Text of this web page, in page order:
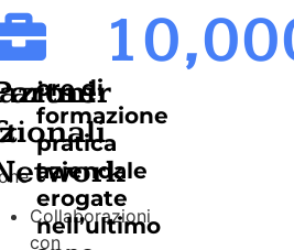
Collaborazioni
con
ore di
formazione
pratica
aziendale
erogate
nell’ultimo